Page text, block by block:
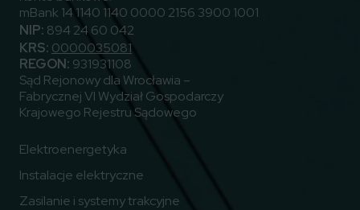
mBank 14 1140 1140 0000 2156 3900 1001
NIP: 894 24 60 042
KRS: 0000035081
REGON: 931931108
Sąd Rejonowy dla Wrocławia –
Fabrycznej VI Wydział Gospodarczy
Krajowego Rejestru Sądowego
Elektroenergetyka
Instalacje elektryczne
Zasilanie i systemy trakcyjne